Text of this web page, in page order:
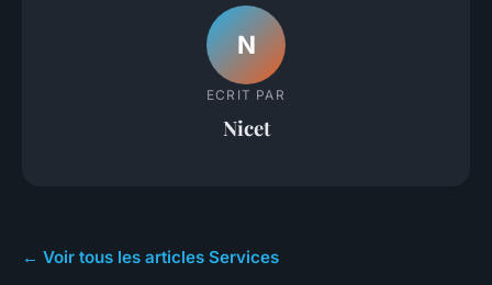
N
ECRIT PAR
Nicet
← Voir tous les articles Services